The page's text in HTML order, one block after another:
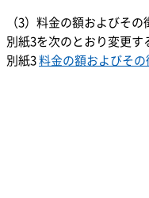
（3）料金の額およびその
別紙3を次のとおり変更す
別紙3料金の額およびそ